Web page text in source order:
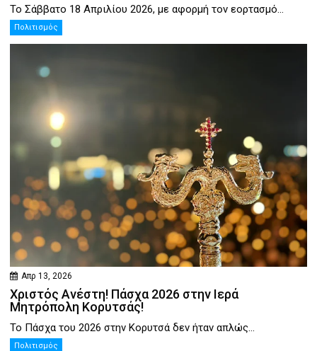
Το Σάββατο 18 Απριλίου 2026, με αφορμή τον εορτασμό...
Πολιτισμός
Απρ 13, 2026
Χριστός Ανέστη! Πάσχα 2026 στην Ιερά
Μητρόπολη Κορυτσάς!
Το Πάσχα του 2026 στην Κορυτσά δεν ήταν απλώς...
Πολιτισμός